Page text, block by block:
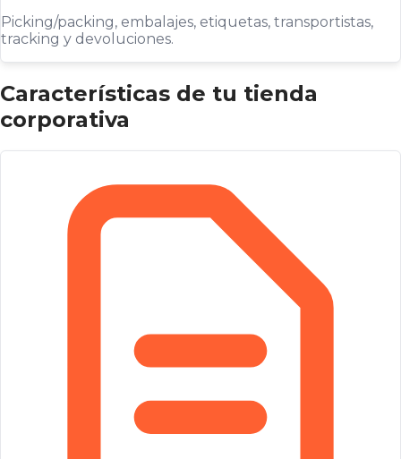
Picking/packing, embalajes, etiquetas, transportistas,
tracking y devoluciones.
Características de tu tienda
corporativa